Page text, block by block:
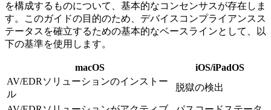
を構成するものについて、基本的なコンセンサスが存在しま
す。このガイドの目的のため、デバイスコンプライアンスス
テータスを確立するための基本的なベースラインとして、以
下の基準を使用します。
macOS
iOS/iPadOS
AV/EDRソリューションのインストー
ル
脱獄の検出